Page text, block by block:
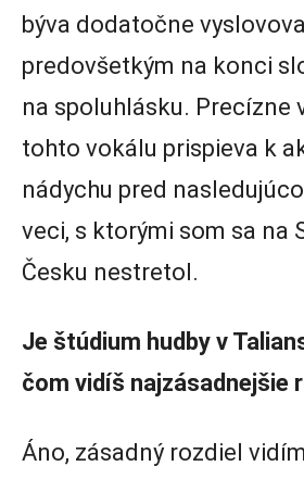
býva dodatočne
predovšetkým na konci
na spoluhlásku. Precízne
tohto vokálu prispieva k
nádychu pred
veci, s ktorými som sa na
Česku nestretol.
Je štúdium hudby v
čom vidíš najzásadnejšie
Áno, zásadný rozdiel